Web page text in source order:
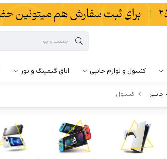
کنسول و لوازم جانبی اتاق گیمینگ و نور
جانبی کنسول